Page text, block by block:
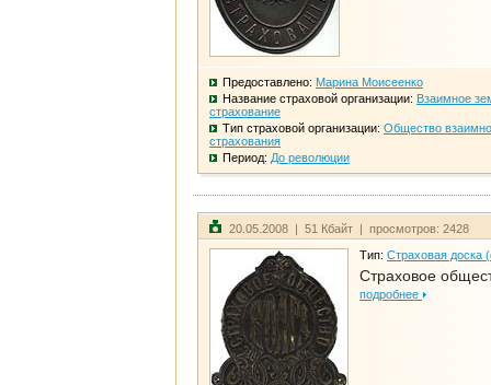
Предоставлено: Марина Моисеенко
Название страховой организации: Взаимное
страхование
Тип страховой организации: Общество
страхования
Период: До революции
20.05.2008 | 51 Кбайт | просмотров: 2428
Тип: Страховая доска
Страховое
подробнее